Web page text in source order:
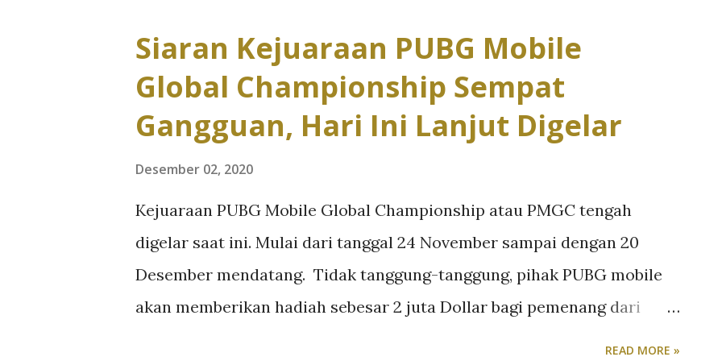
komitmen bahwa game ini harus dapat dimainkan oleh para pemain
secara positif dan aman dan tentunya menyenangkan bagi semua.
Pemain yang dibawah umur pun sebenarnya diharuskan untuk meminta
izin orang tua terlebih dahulu untuk memainkan game yang
bersangkutan. Ketika bermain game FreeFire, pemain dapat mengobrol
digunakan untuk membangun keakraban antar tim dan antar pemain.
Selain itu, jika terasa klop, pemain dapat menambahkan pemain lain ke
Siaran Kejuaraan PUBG Mobile
Global Championship Sempat
Gangguan, Hari Ini Lanjut Digelar
Desember 02, 2020
Kejuaraan PUBG Mobile Global Championship atau PMGC tengah
digelar saat ini. Mulai dari tanggal 24 November sampai dengan 20
Desember mendatang. Tidak tanggung-tanggung, pihak PUBG mobile
akan memberikan hadiah sebesar 2 juta Dollar bagi pemenang dari
READ MORE »